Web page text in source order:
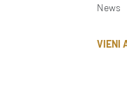
News
VIENI